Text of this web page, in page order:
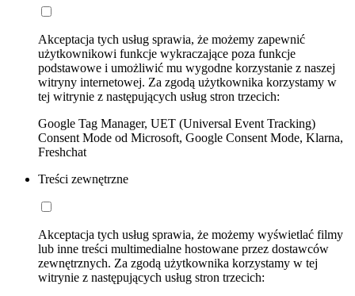
Akceptacja tych usług sprawia, że możemy zapewnić
użytkownikowi funkcje wykraczające poza funkcje
podstawowe i umożliwić mu wygodne korzystanie z naszej
witryny internetowej. Za zgodą użytkownika korzystamy w
tej witrynie z następujących usług stron trzecich:
Google Tag Manager, UET (Universal Event Tracking)
Consent Mode od Microsoft, Google Consent Mode, Klarna,
Freshchat
Treści zewnętrzne
Akceptacja tych usług sprawia, że możemy wyświetlać filmy
lub inne treści multimedialne hostowane przez dostawców
zewnętrznych. Za zgodą użytkownika korzystamy w tej
witrynie z następujących usług stron trzecich: